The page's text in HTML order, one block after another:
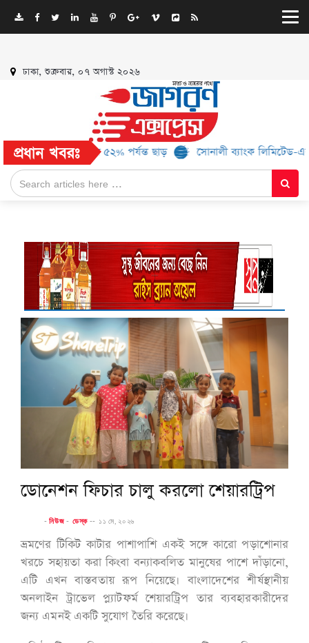
ঢাকা, শুক্রবার, ০৭ অগাস্ট ২০২৬
প্রধান খবরঃ
মিলবে ৫২% পর্যন্ত ছাড় সোনালী ব্যাংক লিমিটেড-এর ‘কৃষক
ডোনেশন ফিচার চালু করলো শেয়ারট্রিপ
-নিউজ - ডেস্ক -- ১১ মে, ২০২৬
ভ্রমণের টিকিট কাটার পাশাপাশি একই সঙ্গে কারো পড়াশোনার
খরচে সহায়তা করা কিংবা বন্যাকবলিত মানুষের পাশে দাঁড়ানো,
এটি এখন বাস্তবতায় রূপ নিয়েছে। বাংলাদেশের শীর্ষস্থানীয়
অনলাইন ট্রাভেল প্ল্যাটফর্ম শেয়ারট্রিপ তার ব্যবহারকারীদের
জন্য এমনই একটি সুযোগ তৈরি করেছে।